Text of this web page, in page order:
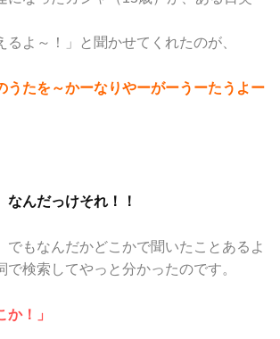
るよ～！」と聞かせてくれたのが、
うたを～かーなりやーがーうーたうよー
なんだっけそれ！！
でもなんだかどこかで聞いたことあるよ
で検索してやっと分かったのです。
か！」